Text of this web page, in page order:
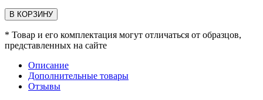
В КОРЗИНУ
* Товар и его комплектация могут отличаться от образцов,
представленных на сайте
Описание
Дополнительные товары
Отзывы